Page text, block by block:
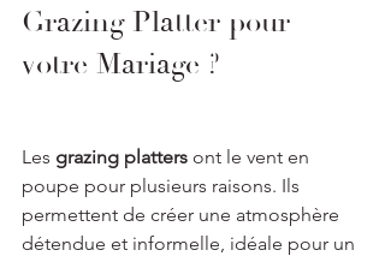
Grazing Platter pour
votre Mariage ?
Les grazing platters ont le vent en
poupe pour plusieurs raisons. Ils
permettent de créer une atmosphère
détendue et informelle, idéale pour un